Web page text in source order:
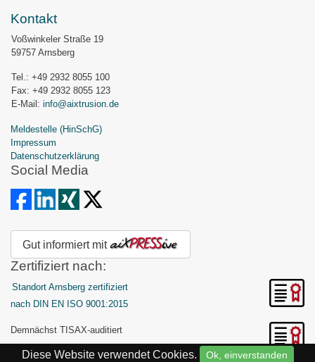
Kontakt
Voßwinkeler Straße 19
59757 Arnsberg
Tel.: +49 2932 8055 100
Fax: +49 2932 8055 123
E-Mail: info@aixtrusion.de
Meldestelle (HinSchG)
Impressum
Datenschutzerklärung
Social Media
Gut informiert mit
Zertifiziert nach:
Standort Arnsberg zertifiziert
nach DIN EN ISO 9001:2015
Demnächst TISAX-auditiert
Diese Website verwendet Cookies. Ok, einverstanden